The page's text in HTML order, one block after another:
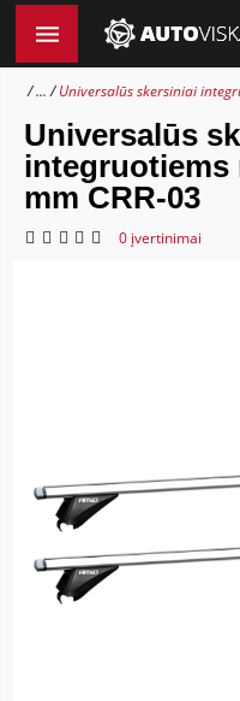
... Universalūs skersiniai
Universalūs
integruotiems
mm CRR-03
0 įvertinimai